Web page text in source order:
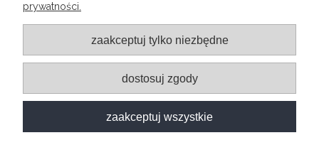
POMOC
MOJE KONTO
prywatności.
zaakceptuj tylko niezbędne
dostosuj zgody
zaakceptuj wszystkie